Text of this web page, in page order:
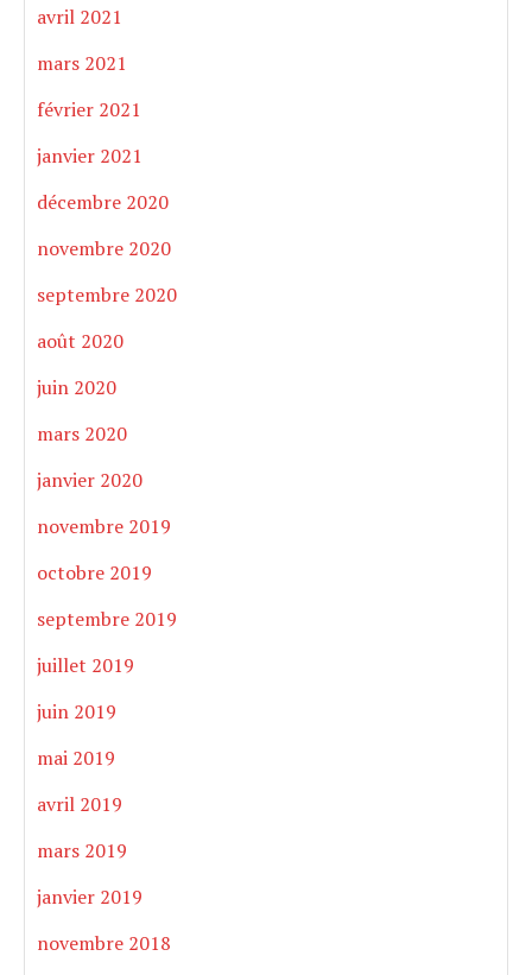
avril 2021
mars 2021
février 2021
janvier 2021
décembre 2020
novembre 2020
septembre 2020
août 2020
juin 2020
mars 2020
janvier 2020
novembre 2019
octobre 2019
septembre 2019
juillet 2019
juin 2019
mai 2019
avril 2019
mars 2019
janvier 2019
novembre 2018